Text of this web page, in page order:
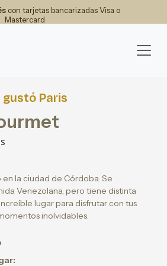
con tarjetas bancarizadas Visa o
Mastercard
gustó Paris
en la ciudad de Córdoba. Se
Venezolana, pero tiene distinta
lugar para disfrutar con tus
inolvidables.